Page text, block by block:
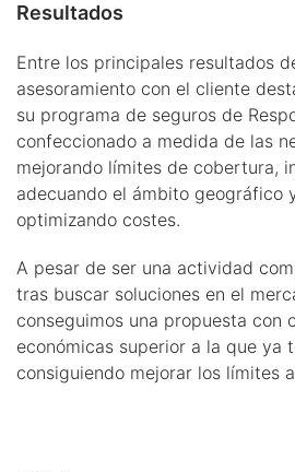
Resultados
Entre los principales resultados
asesoramiento con el cliente
su programa de seguros de
confeccionado a medida de las
mejorando límites de cobertura,
adecuando el ámbito geográfico
optimizando costes.
A pesar de ser una actividad
tras buscar soluciones en el
conseguimos una propuesta con
económicas superior a la que ya
consiguiendo mejorar los límites